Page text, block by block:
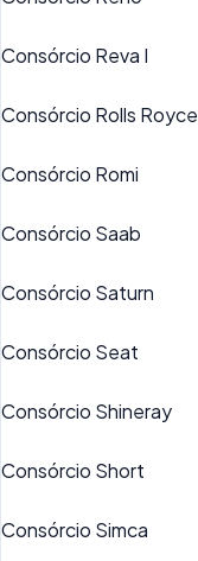
Consórcio Reva I
Consórcio Rolls Royce
Consórcio Romi
Consórcio Saab
Consórcio Saturn
Consórcio Seat
Consórcio Shineray
Consórcio Short
Consórcio Simca